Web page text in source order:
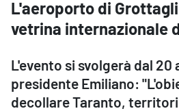
L'aeroporto di
vetrina internazionale
L'evento si svolgerà dal 20
presidente Emiliano:
decollare Taranto,